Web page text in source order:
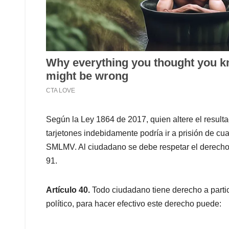
Según la Ley 1864 de 2017, quien altere el
tarjetones indebidamente podría ir a prisión de
SMLMV. Al ciudadano se debe respetar el
91.
Artículo 40. Todo ciudadano tiene derecho a
político, para hacer efectivo este derecho puede: